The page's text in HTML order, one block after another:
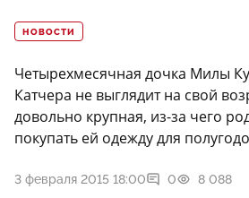
НОВОСТИ
Четырехмесячная дочка Милы
Катчера не выглядит на свой
довольно крупная, из-за чего
покупать ей одежду для
3 февраля 2015 18:00 0 8 088